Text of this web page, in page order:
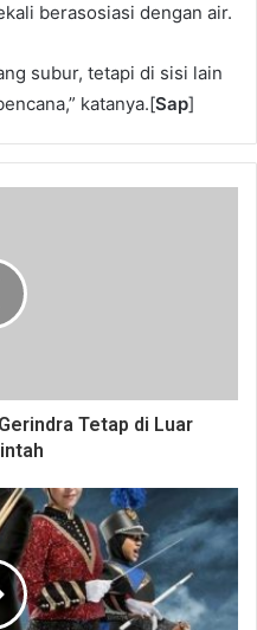
berasosiasi dengan air.
subur, tetapi di sisi lain
katanya.[Sap]
Tetap di Luar